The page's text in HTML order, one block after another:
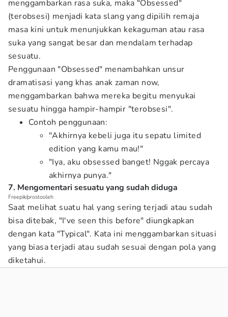
menggambarkan rasa suka, maka "Obsessed"
(terobsesi) menjadi kata slang yang dipilih remaja
masa kini untuk menunjukkan kekaguman atau rasa
suka yang sangat besar dan mendalam terhadap
sesuatu.
Penggunaan "Obsessed" menambahkan unsur
dramatisasi yang khas anak zaman now,
menggambarkan bahwa mereka begitu menyukai
sesuatu hingga hampir-hampir "terobsesi".
Contoh penggunaan:
"Akhirnya kebeli juga itu sepatu limited
edition yang kamu mau!"
"Iya, aku obsessed banget! Nggak percaya
akhirnya punya."
7. Mengomentari sesuatu yang sudah diduga
Freepik/prostooleh
Saat melihat suatu hal yang sering terjadi atau sudah
bisa ditebak, "I've seen this before" diungkapkan
dengan kata "Typical". Kata ini menggambarkan situasi
yang biasa terjadi atau sudah sesuai dengan pola yang
diketahui.